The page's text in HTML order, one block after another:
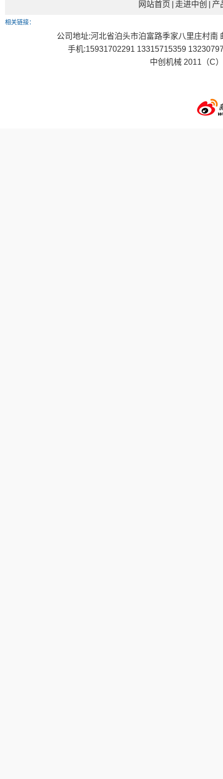
网站首页 走进中创 产
相关链接：
公司地址:河北省泊头市泊富路季家八里庄村
手机:15931702291 13315715359
中创机械 2011（C